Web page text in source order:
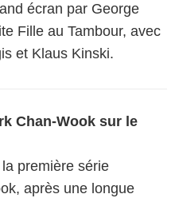
écran par George
Fille au Tambour, avec
et Klaus Kinski.
Chan-Wook sur le
première série
après une longue